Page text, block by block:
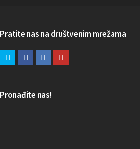
Pratite nas na društvenim mrežama
Pronađite nas!